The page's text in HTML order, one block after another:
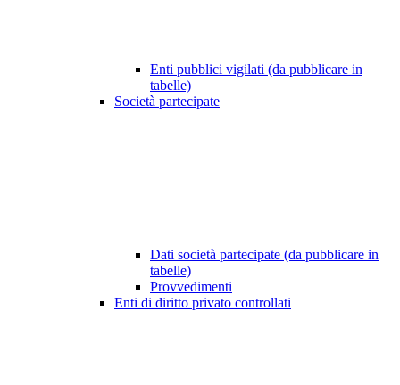
Enti pubblici vigilati (da pubblicare in
tabelle)
Società partecipate
Dati società partecipate (da pubblicare in
tabelle)
Provvedimenti
Enti di diritto privato controllati